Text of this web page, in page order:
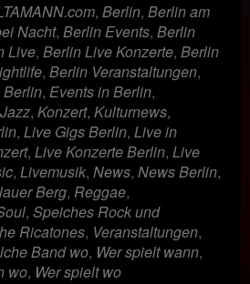
, Berlin, Berlin am
Nacht, Berlin Events, Berlin
Live, Berlin Live Konzerte, Berlin
, Berlin Veranstaltungen,
Berlin, Events in Berlin,
Jazz, Konzert, Kulturnews,
, Live Gigs Berlin, Live in
, Live Konzerte Berlin, Live
, Livemusik, News, News Berlin,
Berg, Reggae,
, Speiches Rock und
Ricatones, Veranstaltungen,
Band wo, Wer spielt wann,
wo, Wer spielt wo